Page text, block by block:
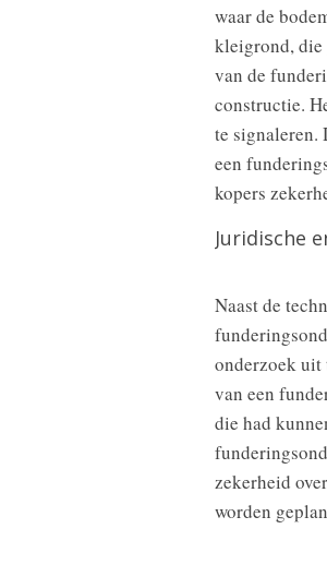
waar de
kleigrond, die
van de
constructie.
te signaleren.
een
kopers
Juridische
Naast de
onderzoek uit
van een
die had
zekerheid
worden